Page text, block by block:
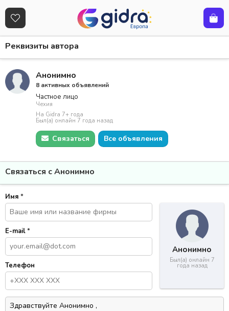
Реквизиты автора
Анонимно
8 активных объявлений
Частное лицо
Чехия
На Gidra 7+ года
Был(а) онлайн 7 года назад
Связаться Все объявления
Связаться с Анонимно
Анонимно
Был(а) онлайн 7
года назад
Имя *
E-mail*
Телефон